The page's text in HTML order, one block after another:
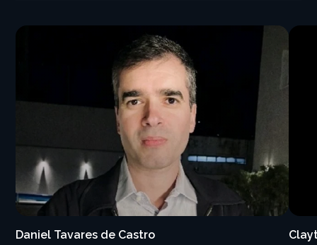
Daniel Tavares de Castro